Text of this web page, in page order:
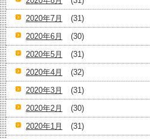
2020年7月
(31)
2020年6月
(30)
2020年5月
(31)
2020年4月
(32)
2020年3月
(31)
2020年2月
(30)
2020年1月
(31)